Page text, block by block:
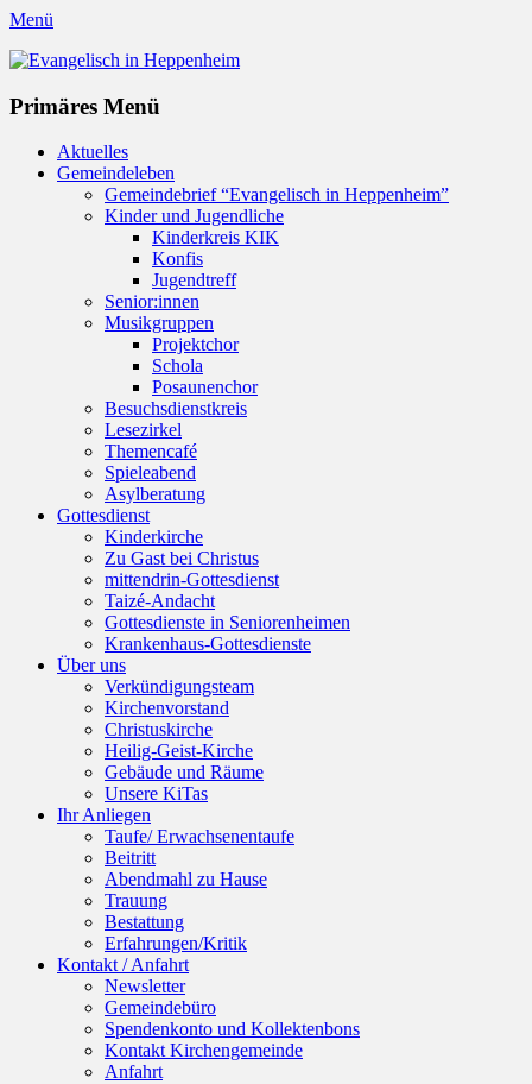
Menü
Evangelisch in Heppenheim
Primäres Menü
Zum
Inhalt
Aktuelles
Gemeindeleben
Gemeindebrief “Evangelisch in Heppenheim”
Kinder und Jugendliche
Kinderkreis KIK
Konfis
Jugendtreff
Senior:innen
Musikgruppen
Projektchor
Schola
Posaunenchor
Besuchsdienstkreis
Lesezirkel
Themencafé
Spieleabend
Asylberatung
Gottesdienst
Kinderkirche
Zu Gast bei Christus
mittendrin-Gottesdienst
Taizé-Andacht
Gottesdienste in Seniorenheimen
Krankenhaus-Gottesdienste
Über uns
Verkündigungsteam
Kirchenvorstand
Christuskirche
Heilig-Geist-Kirche
Gebäude und Räume
Unsere KiTas
Ihr Anliegen
Taufe/ Erwachsenentaufe
Beitritt
Abendmahl zu Hause
Trauung
Bestattung
Erfahrungen/Kritik
Kontakt / Anfahrt
Newsletter
Gemeindebüro
Spendenkonto und Kollektenbons
Kontakt Kirchengemeinde
Anfahrt